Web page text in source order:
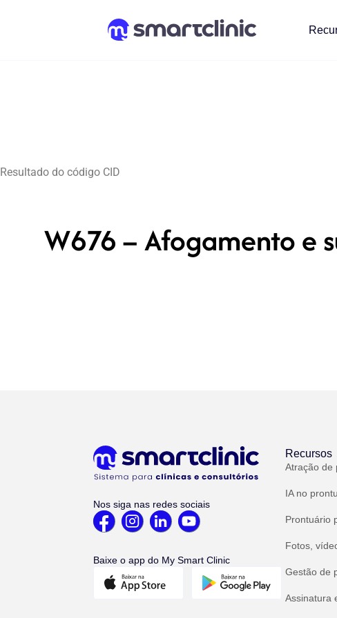
Resultado do código CID
W676 – Afogamento e
Nos siga nas redes sociais
Baixe o app do My Smart Clinic
Recursos
Atração de
IA no
Prontuário
Fotos,
Gestão de
Assinatura